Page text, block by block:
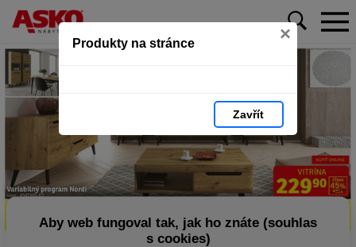
Produkty na stránce ×
Zavřít
Aby web fungoval tak, jak ho znáte (souhlas
s cookies)